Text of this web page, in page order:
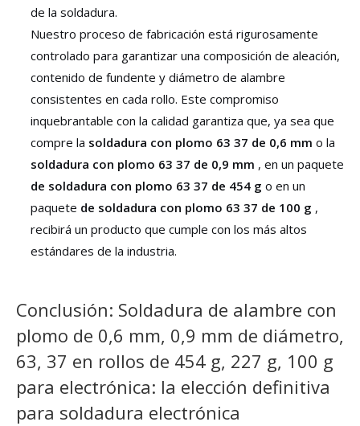
de la soldadura.
Nuestro proceso de fabricación está rigurosamente
controlado para garantizar una composición de aleación,
contenido de fundente y diámetro de alambre
consistentes en cada rollo. Este compromiso
inquebrantable con la calidad garantiza que, ya sea que
compre la soldadura con plomo 63 37 de 0,6 mm o la
soldadura con plomo 63 37 de 0,9 mm , en un paquete
de soldadura con plomo 63 37 de 454 g o en un
paquete de soldadura con plomo 63 37 de 100 g ,
recibirá un producto que cumple con los más altos
estándares de la industria.
Conclusión: Soldadura de alambre con
plomo de 0,6 mm, 0,9 mm de diámetro,
63, 37 en rollos de 454 g, 227 g, 100 g
para electrónica: la elección definitiva
para soldadura electrónica